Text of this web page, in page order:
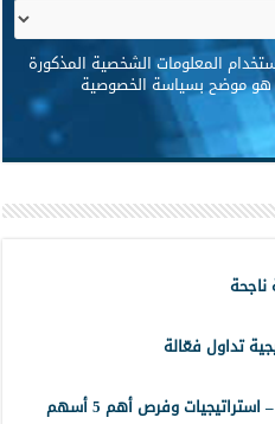
المعلومات الشخصية المذكورة
هو موضح بسياسة الخصوصية
ناجحة
تداول فعّالة